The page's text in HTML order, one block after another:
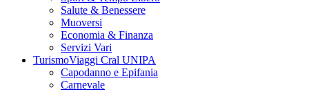
Salute & Benessere
Muoversi
Economia & Finanza
Servizi Vari
TurismoViaggi Cral UNIPA
Capodanno e Epifania
Carnevale